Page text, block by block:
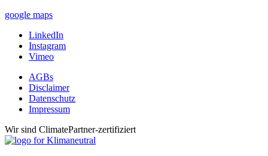
google maps
LinkedIn
Instagram
Vimeo
AGBs
Disclaimer
Datenschutz
Impressum
Wir sind ClimatePartner-zertifiziert